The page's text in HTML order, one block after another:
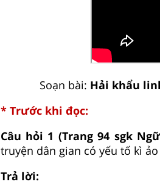
Soạn bài: Hải khẩu
* Trước khi đọc:
Câu hỏi 1 (Trang 94 sgk
truyện dân gian có yếu tố kì
Trả lời: